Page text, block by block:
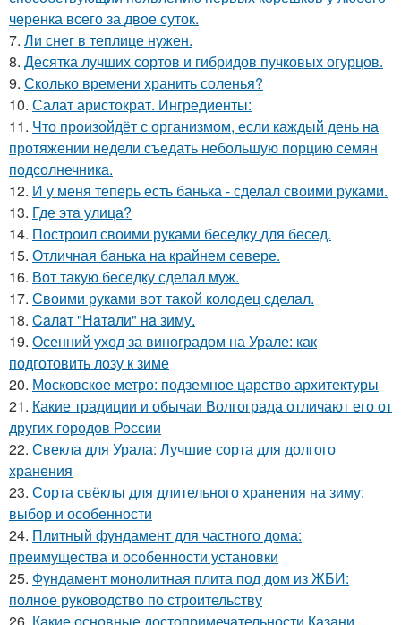
черенка всего за двое суток.
7. Ли снег в теплице нужен.
8. Десятка лучших сортов и гибридов пучковых огурцов.
9. Сколько времени хранить соленья?
10. Салат аристократ. Ингредиенты:
11. Что произойдёт с организмом, если каждый день на
протяжении недели съедать небольшую порцию семян
подсолнечника.
12. И у меня теперь есть банька - сделал своими руками.
13. Где этa улица?
14. Построил своими руками беседку для бесед.
15. Отличная банька на крайнем севере.
16. Вот такую беседку сделал муж.
17. Своими руками вот такой колодец сделал.
18. Caлaт "Нaтaли" нa зиму.
19. Осенний уход за виноградом на Урале: как
подготовить лозу к зиме
20. Московское метро: подземное царство архитектуры
21. Какие традиции и обычаи Волгограда отличают его от
других городов России
22. Свекла для Урала: Лучшие сорта для долгого
хранения
23. Сорта свёклы для длительного хранения на зиму:
выбор и особенности
24. Плитный фундамент для частного дома:
преимущества и особенности установки
25. Фундамент монолитная плита под дом из ЖБИ:
полное руководство по строительству